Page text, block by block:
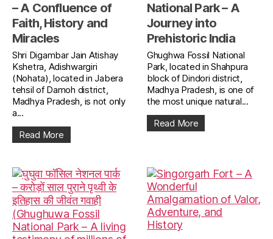
– A Confluence of
Faith, History and
Miracles
Shri Digambar Jain Atishay
Kshetra, Adishwargiri
(Nohata), located in Jabera
tehsil of Damoh district,
Madhya Pradesh, is not only
a...
Read More
National Park – A
Journey into
Prehistoric India
Ghughwa Fossil National
Park, located in Shahpura
block of Dindori district,
Madhya Pradesh, is one of
the most unique natural...
Read More